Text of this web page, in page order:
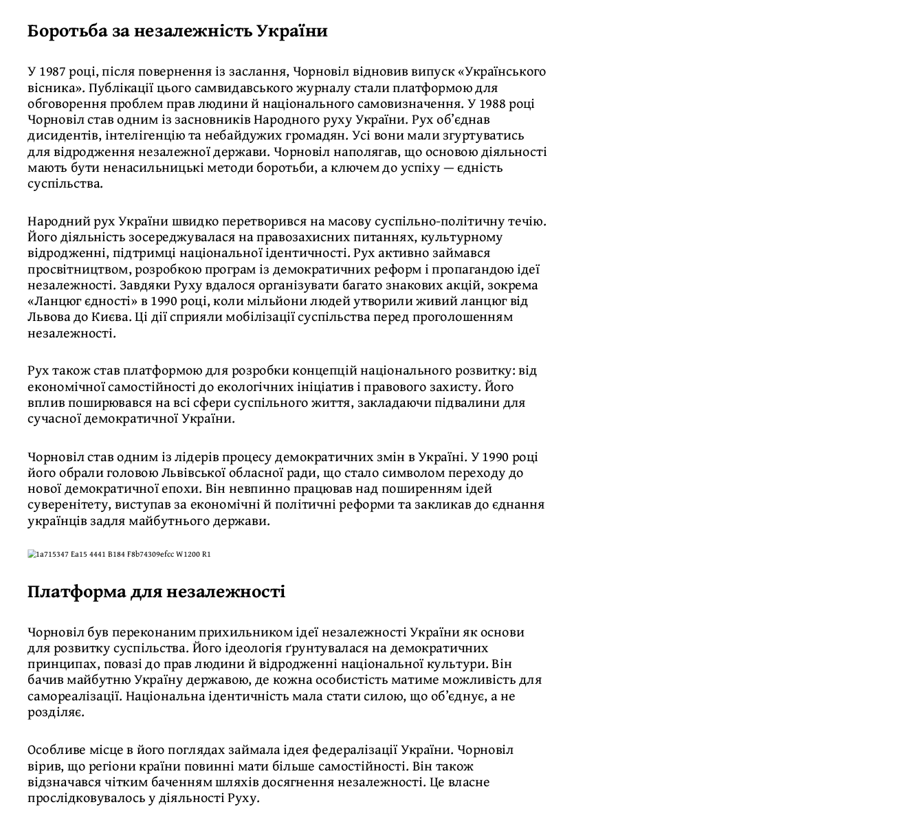
Боротьба за незалежність України
У 1987 році, після повернення із заслання, Чорновіл відновив випуск «Українського
вісника». Публікації цього самвидавського журналу стали платформою для
обговорення проблем прав людини й національного самовизначення. У 1988 році
Чорновіл став одним із засновників Народного руху України. Рух об’єднав
дисидентів, інтелігенцію та небайдужих громадян. Усі вони мали згуртуватись
для відродження незалежної держави. Чорновіл наполягав, що основою діяльності
мають бути ненасильницькі методи боротьби, а ключем до успіху — єдність
суспільства.
Народний рух України швидко перетворився на масову суспільно-політичну течію.
Його діяльність зосереджувалася на правозахисних питаннях, культурному
відродженні, підтримці національної ідентичності. Рух активно займався
просвітництвом, розробкою програм із демократичних реформ і пропагандою ідеї
незалежності. Завдяки Руху вдалося організувати багато знакових акцій, зокрема
«Ланцюг єдності» в 1990 році, коли мільйони людей утворили живий ланцюг від
Львова до Києва. Ці дії сприяли мобілізації суспільства перед проголошенням
незалежності.
Рух також став платформою для розробки концепцій національного розвитку: від
економічної самостійності до екологічних ініціатив і правового захисту. Його
вплив поширювався на всі сфери суспільного життя, закладаючи підвалини для
сучасної демократичної України.
Чорновіл став одним із лідерів процесу демократичних змін в Україні. У 1990 році
його обрали головою Львівської обласної ради, що стало символом переходу до
нової демократичної епохи. Він невпинно працював над поширенням ідей
суверенітету, виступав за економічні й політичні реформи та закликав до єднання
українців задля майбутнього держави.
Платформа для незалежності
Чорновіл був переконаним прихильником ідеї незалежності України як основи
для розвитку суспільства. Його ідеологія ґрунтувалася на демократичних
принципах, повазі до прав людини й відродженні національної культури. Він
бачив майбутню Україну державою, де кожна особистість матиме можливість для
самореалізації. Національна ідентичність мала стати силою, що об’єднує, а не
розділяє.
Особливе місце в його поглядах займала ідея федералізації України. Чорновіл
вірив, що регіони країни повинні мати більше самостійності. Він також
відзначався чітким баченням шляхів досягнення незалежності. Це власне
прослідковувалось у діяльності Руху.